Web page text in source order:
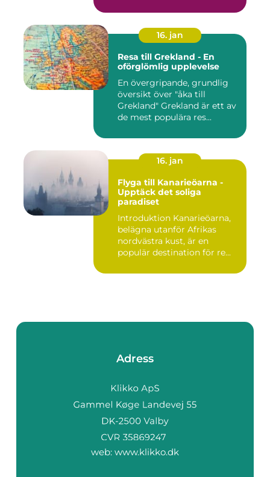
16. jan
Resa till Grekland - En
oförglömlig upplevelse
En övergripande, grundlig
översikt över "åka till
Grekland" Grekland är ett av
de mest populära res...
16. jan
Flyga till Kanarieöarna -
Upptäck det soliga
paradiset
Introduktion Kanarieöarna,
belägna utanför Afrikas
nordvästra kust, är en
populär destination för re...
Adress
web: www.klikko.dk